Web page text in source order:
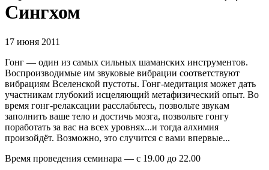
Сингхом
17 июня 2011
Гонг — один из самых сильных шаманских инструментов.
Воспроизводимые им звуковые вибрации соответствуют
вибрациям Вселенской пустоты. Гонг-медитация может дать
участникам глубокий исцеляющий метафизический опыт. Во
время гонг-релаксации расслабьтесь, позвольте звукам
заполнить ваше тело и достичь мозга, позвольте гонгу
поработать за вас на всех уровнях...и тогда алхимия
произойдёт. Возможно, это случится с вами впервые...
Время проведения семинара — с 19.00 до 22.00